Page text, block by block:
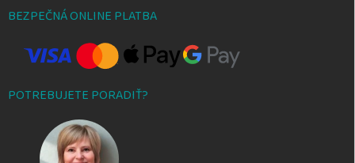
BEZPEČNÁ ONLINE PLATBA
POTREBUJETE PORADIŤ?